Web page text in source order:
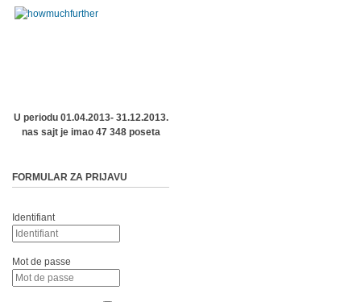
U periodu 01.04.2013- 31.12.2013.
nas sajt je imao 47 348 poseta
FORMULAR ZA PRIJAVU
Identifiant
Mot de passe